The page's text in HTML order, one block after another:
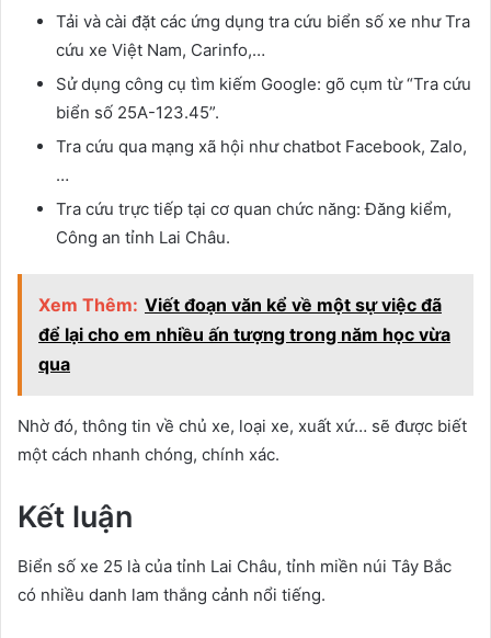
Tải và cài đặt các ứng dụng tra cứu biển số xe như Tra
cứu xe Việt Nam, Carinfo,…
Sử dụng công cụ tìm kiếm Google: gõ cụm từ “Tra cứu
biển số 25A-123.45”.
Tra cứu qua mạng xã hội như chatbot Facebook, Zalo,
…
Tra cứu trực tiếp tại cơ quan chức năng: Đăng kiểm,
Công an tỉnh Lai Châu.
Xem Thêm: Viết đoạn văn kể về một sự việc đã
để lại cho em nhiều ấn tượng trong năm học vừa
qua
Nhờ đó, thông tin về chủ xe, loại xe, xuất xứ… sẽ được biết
một cách nhanh chóng, chính xác.
Kết luận
Biển số xe 25 là của tỉnh Lai Châu, tỉnh miền núi Tây Bắc
có nhiều danh lam thắng cảnh nổi tiếng.